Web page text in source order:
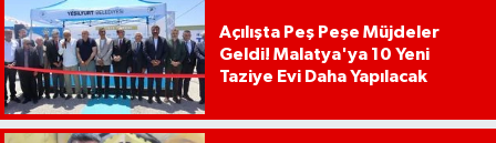
Açılışta Peş Peşe Müjdeler
Geldi! Malatya'ya 10 Yeni
Taziye Evi Daha Yapılacak